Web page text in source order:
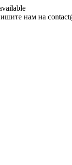
нам на